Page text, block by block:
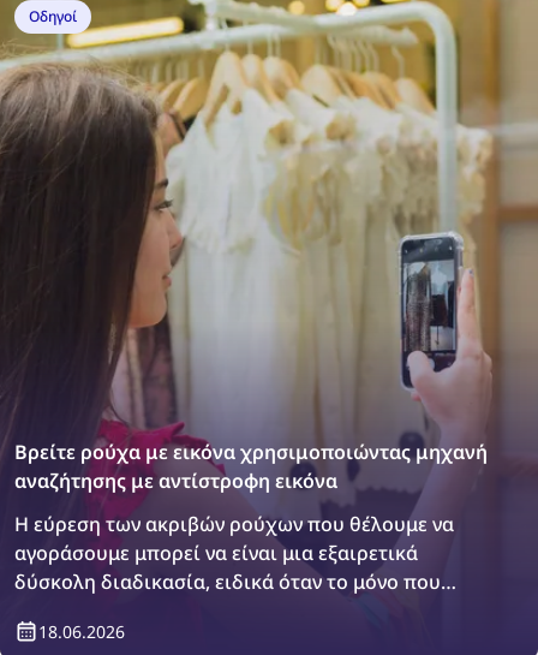
να το κάνετε; Εύκολα, με πλατφόρμες ελέγχου
ενοικιαστών.
Οδηγοί
Βρείτε ρούχα με εικόνα χρησιμοποιώντας μηχανή
αναζήτησης με αντίστροφη εικόνα
Η εύρεση των ακριβών ρούχων που θέλουμε να
αγοράσουμε μπορεί να είναι μια εξαιρετικά
δύσκολη διαδικασία, ειδικά όταν το μόνο που
υπάρχει μια λύση: οι μηχανές αναζήτησης με
18.06.2026